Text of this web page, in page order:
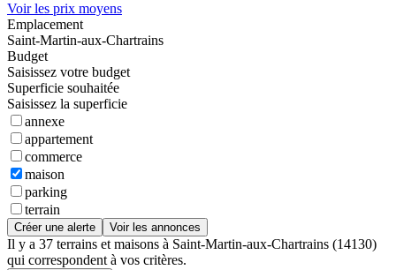
Voir les prix moyens
Emplacement
Saint-Martin-aux-Chartrains
Budget
Saisissez votre budget
Superficie souhaitée
Saisissez la superficie
annexe
appartement
commerce
maison
parking
terrain
Créer une alerte Voir les annonces
Il y a 37 terrains et maisons à Saint-Martin-aux-Chartrains (14130)
qui correspondent à vos critères.